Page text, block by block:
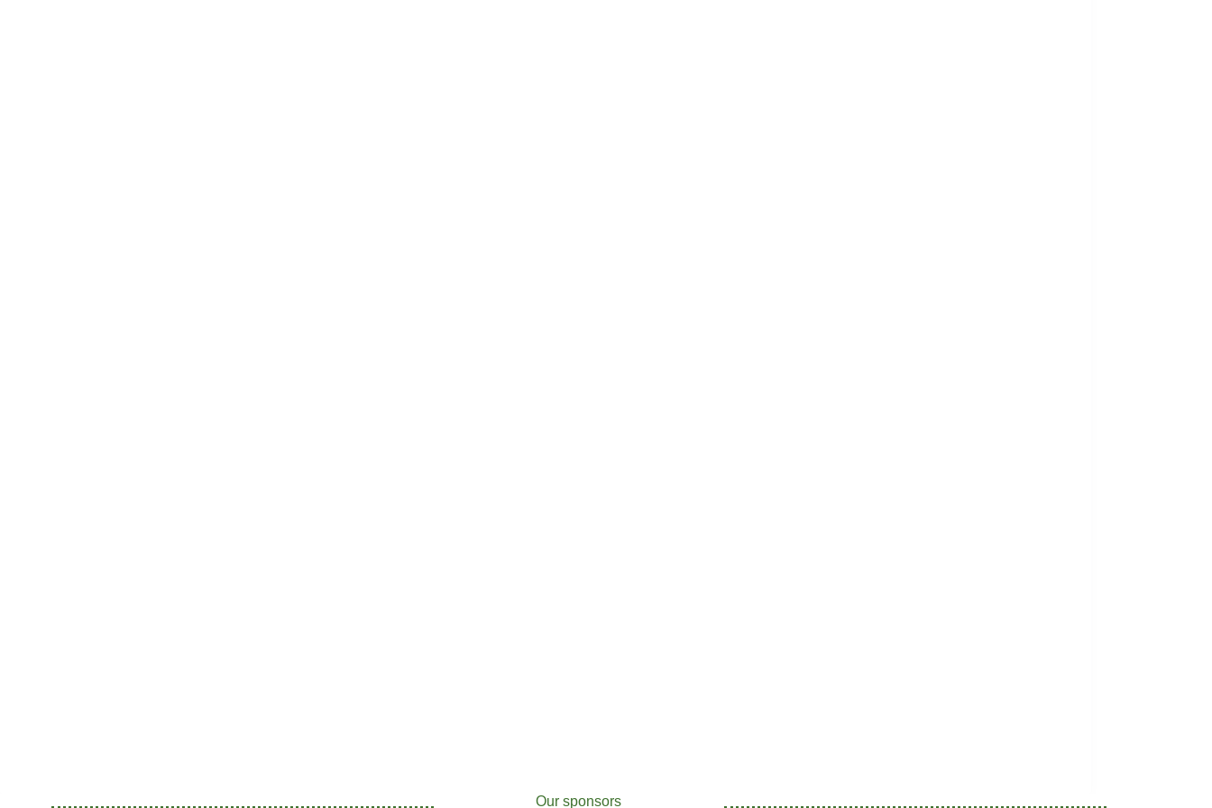
Our sponsors